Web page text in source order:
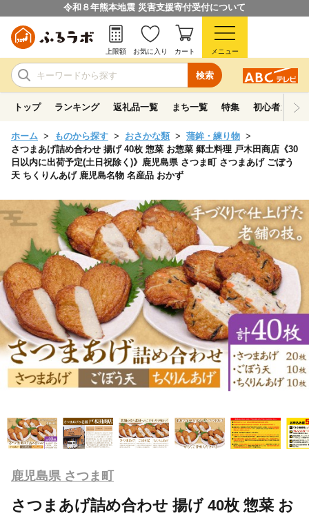
令和８年熊本地震 災害支援寄付受付について
検索
上限額 お気に入り カート メニュー
トップ ランキング 返礼品一覧 まち一覧 特集 初心者ガイド
ホーム ものから探す おさかな類
蒲鉾・練り物
さつまあげ詰め合わせ 揚げ 40枚 惣菜 お惣菜 郷土料理 戸木田商店《30
日以内に出荷予定(土日祝除く)》鹿児島県 さつま町 さつまあげ ごぼう
天 ちくりんあげ 鹿児島名物 名産品 おかず
鹿児島県 さつま町
さつまあげ詰め合わせ 揚げ 40枚 惣菜 お